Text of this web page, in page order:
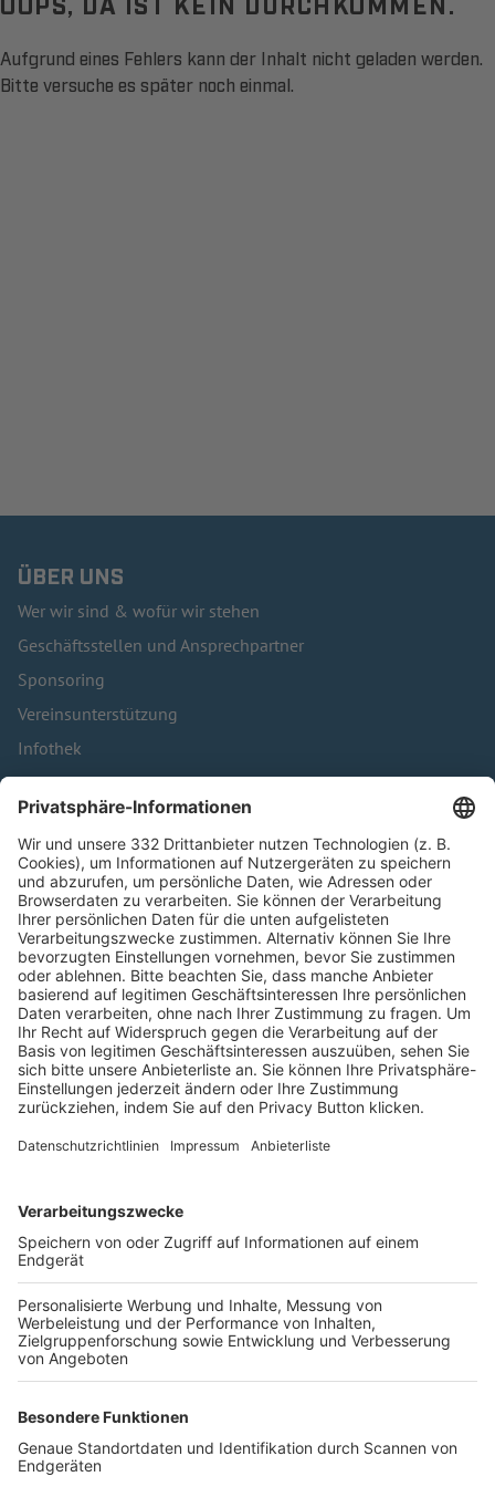
Aufgrund eines Fehlers kann der Inhalt nicht geladen werden.
Bitte versuche es später noch einmal.
ÜBER UNS
Wer wir sind & wofür wir stehen
Geschäftsstellen und Ansprechpartner
Sponsoring
Vereinsunterstützung
Infothek
Kontakt
HÄUFIG BESUCHTE SEITEN
Pässe und Vereinswechsel
Trainerausbildung
Schulungsangebot Vereinsmitarbeiter
BFV-Geschäftsstellen
Trainerbörse
Login SpielPlus
FOLGE DEM BFV
TOP-VEREINE
TOP-PARTNER